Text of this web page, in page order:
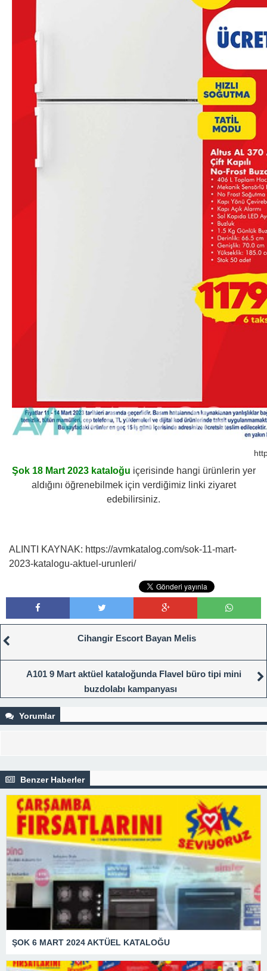
Şok 18 Mart 2023 kataloğu içerisinde hangi ürünlerin yer
aldığını öğrenebilmek için verdiğimiz linki ziyaret
edebilirsiniz.
ALINTI KAYNAK: https://avmkatalog.com/sok-11-mart-
2023-katalogu-aktuel-urunleri/
Cihangir Escort Bayan Melis
A101 9 Mart aktüel kataloğunda Flavel büro tipi mini
buzdolabı kampanyası
Yorumlar
Benzer Haberler
ŞOK 6 MART 2024 AKTÜEL KATALOĞU